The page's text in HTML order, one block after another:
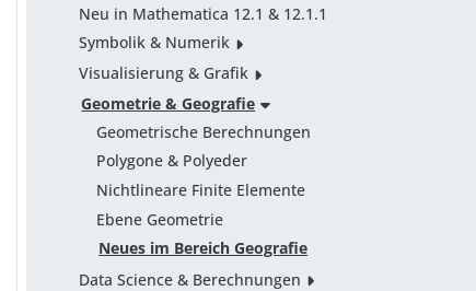
Neu in Mathematica 12.1 & 12.1.1
Symbolik & Numerik
Visualisierung & Grafik
Geometrie & Geografie
Geometrische Berechnungen
Polygone & Polyeder
Nichtlineare Finite Elemente
Ebene Geometrie
Neues im Bereich Geografie
Data Science & Berechnungen